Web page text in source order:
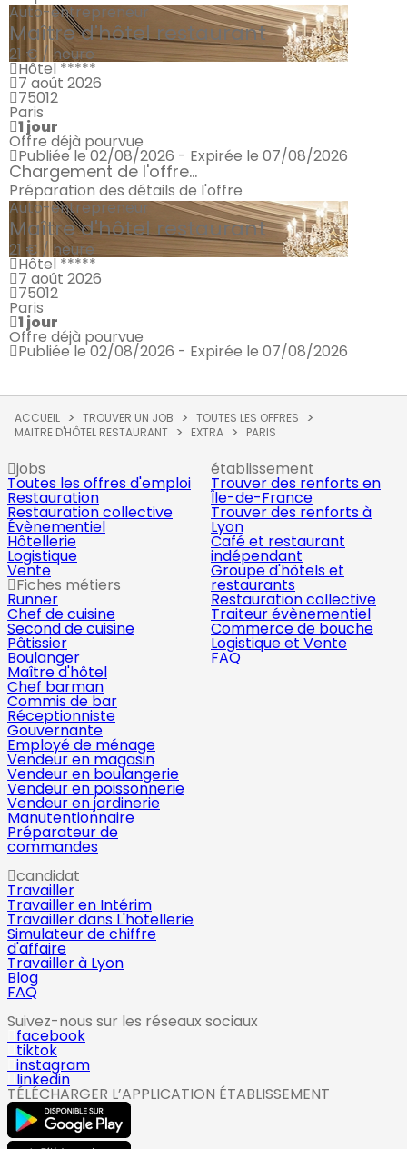
Auto-entrepreneur
Maître d'hôtel restaurant
21 € / heure
Hôtel *****
7 août 2026
75012
Paris
1 jour
Offre déjà pourvue
Publiée le 02/08/2026 - Expirée le 07/08/2026
Chargement de l'offre...
Préparation des détails de l'offre
Auto-entrepreneur
Maître d'hôtel restaurant
21 € / heure
Hôtel *****
7 août 2026
75012
Paris
1 jour
Offre déjà pourvue
Publiée le 02/08/2026 - Expirée le 07/08/2026
ACCUEIL TROUVER UN JOB
TOUTES LES OFFRES
MAITRE D'HÔTEL RESTAURANT
EXTRA PARIS
jobs
Toutes les offres d'emploi
Restauration
Restauration collective
Évènementiel
Hôtellerie
Logistique
Vente
Fiches métiers
Runner
Chef de cuisine
Second de cuisine
Pâtissier
Boulanger
Maître d'hôtel
Chef barman
Commis de bar
Réceptionniste
Gouvernante
Employé de ménage
Vendeur en magasin
Vendeur en boulangerie
Vendeur en poissonnerie
Vendeur en jardinerie
Manutentionnaire
Préparateur de
commandes
établissement
Trouver des renforts en
Île-de-France
Trouver des renforts à
Lyon
Café et restaurant
indépendant
Groupe d'hôtels et
restaurants
Restauration collective
Traiteur évènementiel
Commerce de bouche
Logistique et Vente
FAQ
candidat
Travailler
Travailler en Intérim
Travailler dans L'hotellerie
Simulateur de chiffre
d'affaire
Travailler à Lyon
Blog
FAQ
Suivez-nous sur les réseaux sociaux
facebook
tiktok
instagram
linkedin
TÉLÉCHARGER L’APPLICATION ÉTABLISSEMENT